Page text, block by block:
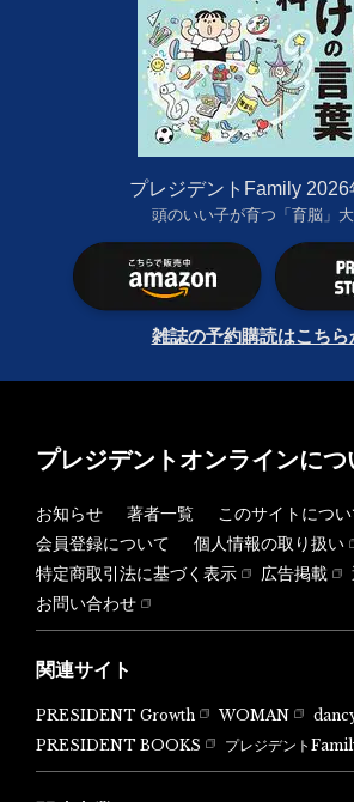
プレジデントFamily 2026
頭のいい子が育つ「育脳」
雑誌の予約購読はこちら
プレジデントオンラインにつ
お知らせ 著者一覧
このサイトについ
会員登録について
個人情報の取り扱い
特定商取引法に基づく表示
広告掲載
お問い合わせ
関連サイト
PRESIDENT Growth WOMAN
PRESIDENT BOOKS
プレジデント